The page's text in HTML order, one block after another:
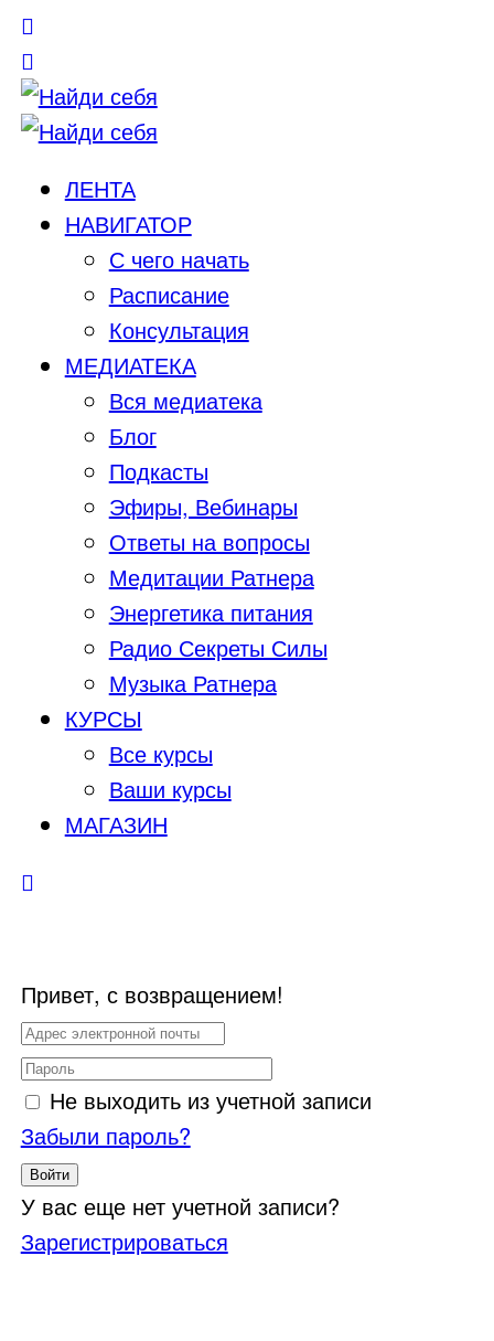
ЛЕНТА
НАВИГАТОР
С чего начать
Расписание
Консультация
МЕДИАТЕКА
Вся медиатека
Блог
Подкасты
Эфиры, Вебинары
Ответы на вопросы
Медитации Ратнера
Энергетика питания
Радио Секреты Силы
Музыка Ратнера
КУРСЫ
Все курсы
Ваши курсы
МАГАЗИН
Привет, с возвращением!
Не выходить из учетной записи
Забыли пароль?
Войти
У вас еще нет учетной записи?
Зарегистрироваться